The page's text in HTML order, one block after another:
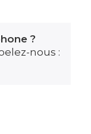
?
nous :